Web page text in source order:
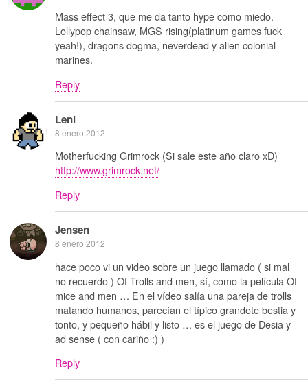
Mass effect 3, que me da tanto hype como miedo.
Lollypop chainsaw, MGS rising(platinum games fuck
yeah!), dragons dogma, neverdead y alien colonial
marines.
Reply
Leni
8 enero 2012
Motherfucking Grimrock (Si sale este año claro xD)
http://www.grimrock.net/
Reply
Jensen
8 enero 2012
hace poco vi un video sobre un juego llamado ( si mal
no recuerdo ) Of Trolls and men, sí, como la película Of
mice and men … En el vídeo salía una pareja de trolls
matando humanos, parecían el típico grandote bestia y
tonto, y pequeño hábil y listo … es el juego de Desia y
ad sense ( con cariño :) )
Reply